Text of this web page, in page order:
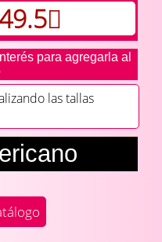
para agregarla al
las tallas